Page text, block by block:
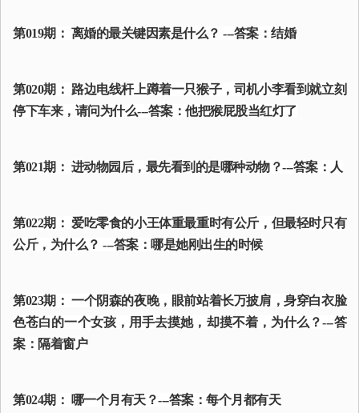
第019期： 离婚的最关键因素是什么？ ---答案：结婚
第020期： 路边电线杆上蹲着一只猴子，司机小李看到就立刻
停下车来，请问为什么---答案：他把猴屁股当红灯了
第021期： 进动物园后，最先看到的是哪种动物？---答案：人
第022期： 爱吃零食的小王体重最重时有公斤，但最轻时只有
公斤，为什么？ ---答案：哪是她刚出生的时候
第023期： 一个阴森的夜晚，眼前站着长万披肩，身穿白衣脸
色苍白的一个女孩，用手去摸她，却摸不着，为什么？---答
案：隔着窗户
第024期： 哪一个月有天？---答案：每个月都有天